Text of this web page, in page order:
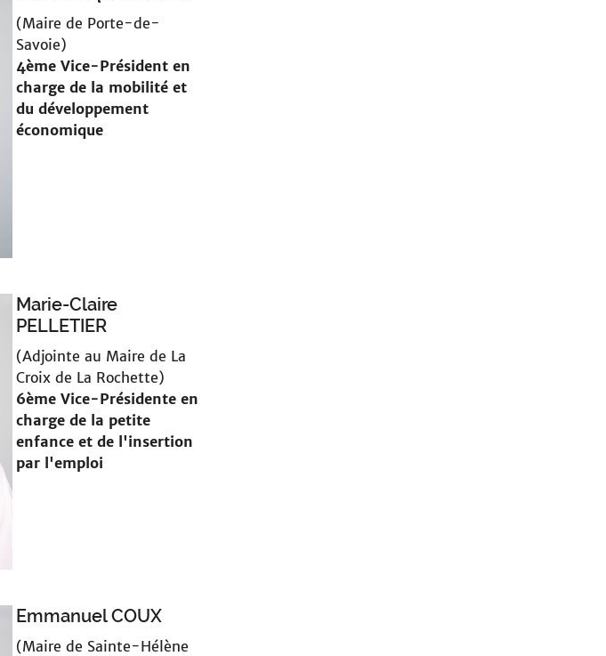
(Maire de Porte-de-
Savoie)
4ème Vice-Président en
charge de la mobilité et
du développement
économique
Marie-Claire
PELLETIER
(Adjointe au Maire de La
Croix de La Rochette)
6ème Vice-Présidente en
charge de la petite
enfance et de l'insertion
par l'emploi
Emmanuel COUX
(Maire de Sainte-Hélène